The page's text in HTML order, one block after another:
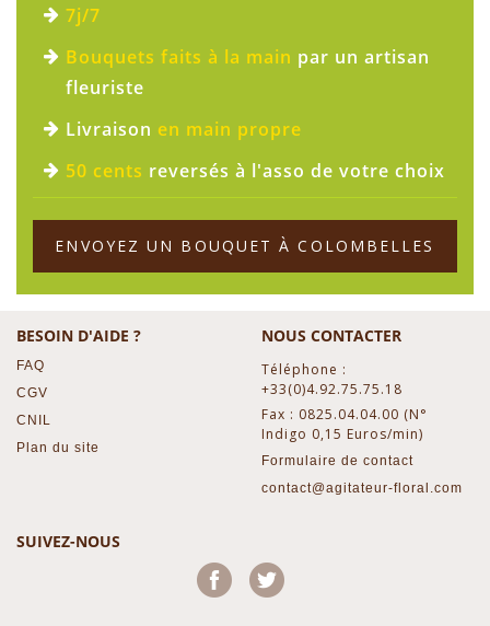
7j/7
Bouquets faits à la main par un artisan
fleuriste
Livraison en main propre
50 cents reversés à l'asso de votre choix
ENVOYEZ UN BOUQUET À COLOMBELLES
BESOIN D'AIDE ?
FAQ
CGV
CNIL
Plan du site
NOUS CONTACTER
Téléphone :
+33(0)4.92.75.75.18
Fax : 0825.04.04.00 (N°
Indigo 0,15 Euros/min)
Formulaire de contact
contact@agitateur-floral.com
SUIVEZ-NOUS
Facebook